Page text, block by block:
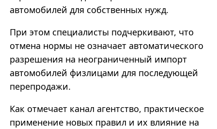
автомобилей для собственных нужд.
При этом специалисты подчеркивают, что
отмена нормы не означает автоматического
разрешения на неограниченный импорт
автомобилей физлицами для последующей
перепродажи.
Как отмечает канал агентство, практическое
применение новых правил и их влияние на